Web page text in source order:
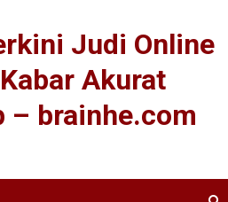
Judi Online
Akurat
– brainhe.com